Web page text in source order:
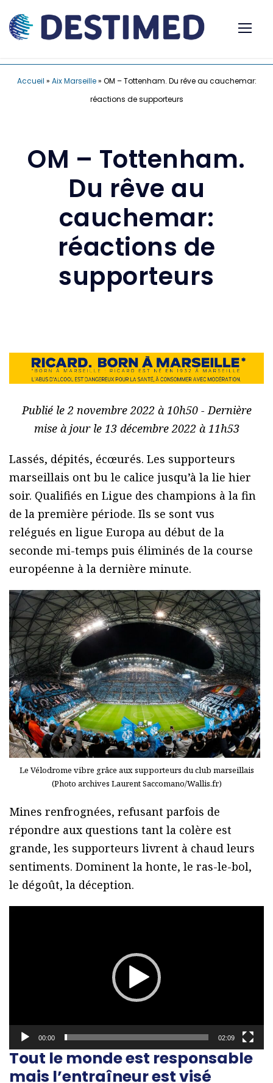
Accueil » Aix Marseille» OM – Tottenham. Du rêve au cauchemar:
réactions de supporteurs
OM – Tottenham.
Du rêve au
cauchemar:
réactions de
supporteurs
Publié le 2 novembre 2022 à 10h50 - Dernière
mise à jour le 13 décembre 2022 à 11h53
Lassés, dépités, écœurés. Les supporteurs
marseillais ont bu le calice jusqu’à la lie hier
soir. Qualifiés en Ligue des champions à la fin
de la première période. Ils se sont vus
relégués en ligue Europa au début de la
seconde mi-temps puis éliminés de la course
européenne à la dernière minute.
Le Vélodrome vibre grâce aux supporteurs du club marseillais
(Photo archives Laurent Saccomano/Wallis.fr)
Mines renfrognées, refusant parfois de
répondre aux questions tant la colère est
grande, les supporteurs livrent à chaud leurs
sentiments. Dominent la honte, le ras-le-bol,
le dégoût, la déception.
r
d
00:00 02:09
Tout le monde est responsable
mais l’entraîneur est visé